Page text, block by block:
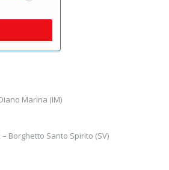
Marina (IM)
– Borghetto Santo Spirito (SV)